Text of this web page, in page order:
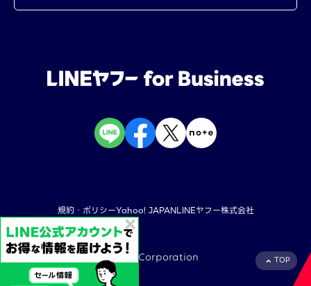
TOP
規約・ポリシーYahoo! JAPANLINEヤフー株式会社
©︎ LY Corporation